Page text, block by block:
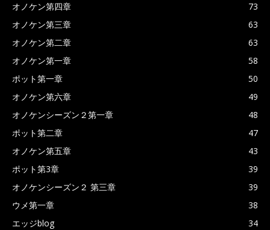
オノケン第四章
73
オノケン第三章
63
オノケン第二章
63
オノケン第一章
58
ポット第一章
50
オノケン第六章
49
オノケンシーズン２第一章
48
ポット第二章
47
オノケン第五章
43
ポット第3章
39
オノケンシーズン２ 第三章
39
ウメ第一章
38
エッジblog
34